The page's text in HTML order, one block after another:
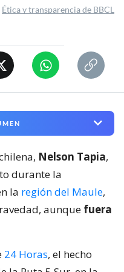
Ética y transparencia de BBCL
Nelson Tapia,
durante la
la región del Maule,
aunque fuera
24 Horas, el hecho